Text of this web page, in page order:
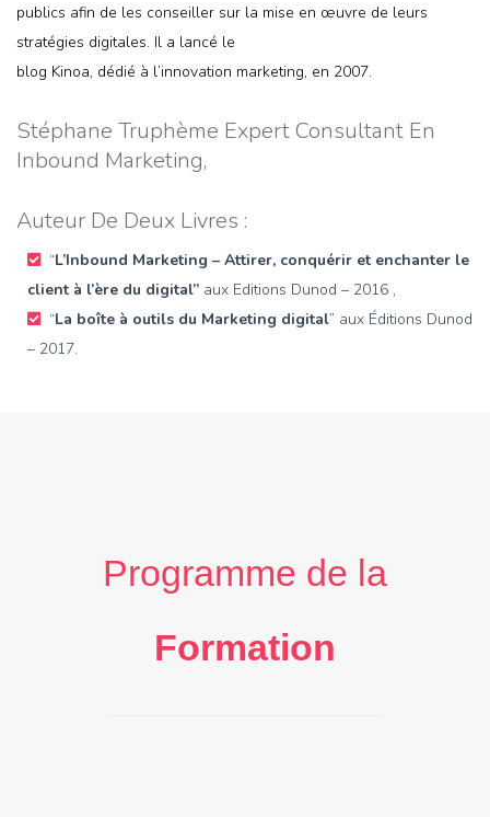
publics afin de les conseiller sur la mise en œuvre de leurs
stratégies digitales. Il a lancé le
blog Kinoa, dédié à l’innovation marketing, en 2007.
Stéphane Truphème Expert Consultant En
Inbound Marketing,
Auteur De Deux Livres :
“L’Inbound Marketing – Attirer, conquérir et enchanter le
client à l’ère du digital” aux Editions Dunod – 2016 ,
“La boîte à outils du Marketing digital” aux Éditions Dunod
– 2017.
Programme de la
Formation